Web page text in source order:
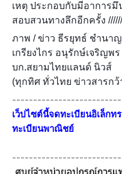
เหตุ ประกอบกับมีอาการมึ
สอบสวนทางลึกอีกครั้ง
ภาพ / ข่าว ธีรยุทธ์ ชำนา
เกรียงไกร อนุรักษ์เจริญพร
บก.สยามไทยแลนด์ นิวส์
(ทุกทิศ ทั่วไทย ข่าวสารก
เว็ปไซต์นี้จดทะเบียนอิเล็ก
ทะเบียนพาณิชย์